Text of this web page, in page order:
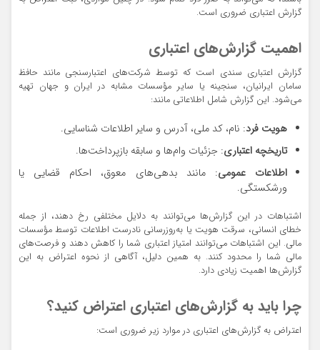
گزارش اعتباری ضروری است.
اهمیت گزارش‌های اعتباری
گزارش اعتباری سندی است که توسط شرکت‌های اعتبارسنجی مانند حافظ
سامان ایرانیان، سنجینه یا سایر مؤسسات مشابه در ایران و جهان تهیه
می‌شود. این گزارش شامل اطلاعاتی مانند:
هویت فرد: نام، کد ملی، آدرس و سایر اطلاعات شناسایی.
تاریخچه اعتباری: جزئیات وام‌ها و سابقه بازپرداخت‌ها.
اطلاعات عمومی: مانند بدهی‌های معوق، احکام قضایی یا
ورشکستگی.
اشتباهات در این گزارش‌ها می‌توانند به دلایل مختلفی رخ دهند، از جمله
خطای انسانی، سرقت هویت یا به‌روزرسانی نادرست اطلاعات توسط مؤسسات
مالی. این اشتباهات می‌توانند امتیاز اعتباری شما را کاهش دهند و فرصت‌های
مالی شما را محدود کنند. به همین دلیل، آگاهی از نحوه اعتراض به این
گزارش‌ها اهمیت زیادی دارد.
چرا باید به گزارش‌های اعتباری اعتراض کنید؟
اعتراض به گزارش‌های اعتباری در موارد زیر ضروری است: